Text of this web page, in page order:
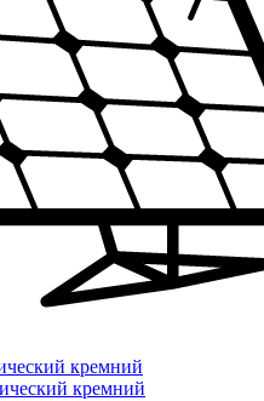
кремний
кремний